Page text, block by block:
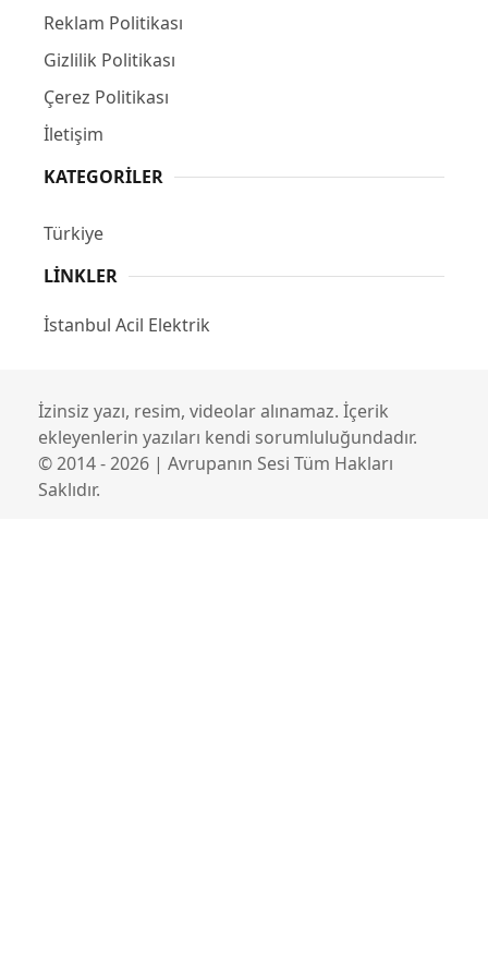
Reklam Politikası
Gizlilik Politikası
Çerez Politikası
İletişim
KATEGORILER
Türkiye
LINKLER
İstanbul Acil Elektrik
İzinsiz yazı, resim, videolar alınamaz. İçerik
ekleyenlerin yazıları kendi sorumluluğundadır.
© 2014 - 2026 | Avrupanın Sesi Tüm Hakları
Saklıdır.